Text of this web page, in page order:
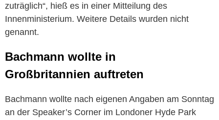
zuträglich“, hieß es in einer Mitteilung des
Innenministerium. Weitere Details wurden nicht
genannt.
Bachmann wollte in
Großbritannien auftreten
Bachmann wollte nach eigenen Angaben am Sonntag
an der Speaker’s Corner im Londoner Hyde Park